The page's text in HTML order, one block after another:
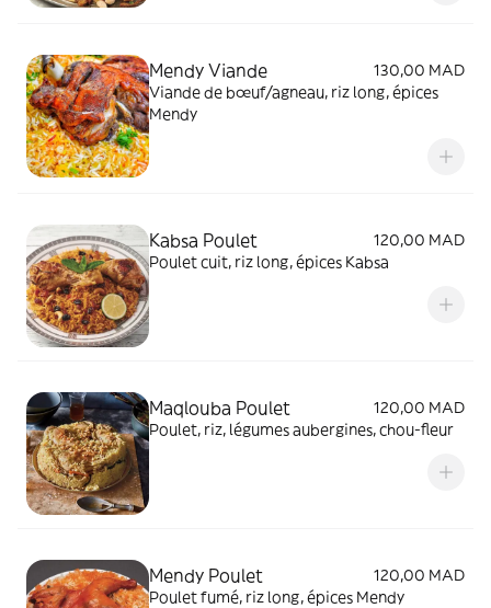
Mendy Viande
130,00 MAD
Viande de bœuf/agneau, riz long, épices
Mendy
Kabsa Poulet
120,00 MAD
Poulet cuit, riz long, épices Kabsa
Maqlouba Poulet
120,00 MAD
Poulet, riz, légumes aubergines, chou-fleur
Mendy Poulet
120,00 MAD
Poulet fumé, riz long, épices Mendy